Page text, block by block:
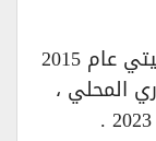
انضم دي بروين لفريق مانشيستر سيتي عام 2015
المحلي ،